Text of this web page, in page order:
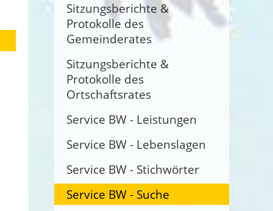
Sitzungsberichte &
Protokolle des
Gemeinderates
Sitzungsberichte &
Protokolle des
Ortschaftsrates
Service BW - Leistungen
Service BW - Lebenslagen
Service BW - Stichwörter
Service BW - Suche